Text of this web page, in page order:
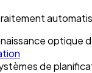
optique
de